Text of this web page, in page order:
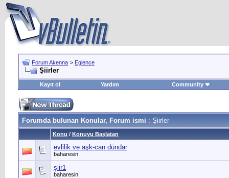
Forum Akenna > Eglence
Şiirler
Kayıt ol Yardım Community
Forumda bulunan Konular, Forum ismi : Şiirler
Konu / Konuyu Başlatan
evlilik ve aşk-can dündar
baharesin
şiir1
baharesin